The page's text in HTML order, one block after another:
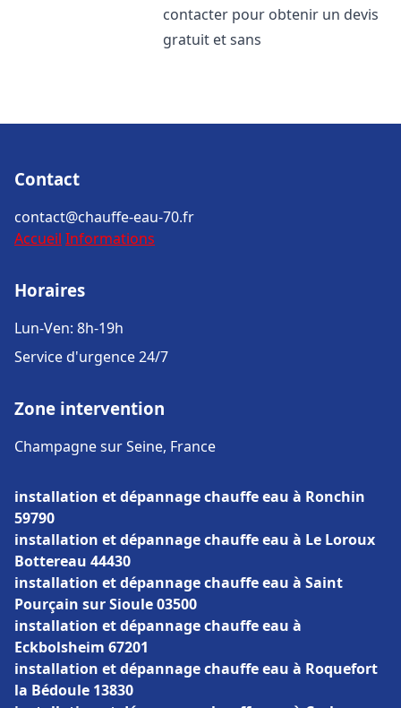
contacter pour obtenir un devis
gratuit et sans
Contact
contact@chauffe-eau-70.fr
Accueil Informations
Horaires
Lun-Ven: 8h-19h
Service d'urgence 24/7
Zone intervention
Champagne sur Seine, France
installation et dépannage chauffe eau à Ronchin
59790
installation et dépannage chauffe eau à Le Loroux
Bottereau 44430
installation et dépannage chauffe eau à Saint
Pourçain sur Sioule 03500
installation et dépannage chauffe eau à
Eckbolsheim 67201
installation et dépannage chauffe eau à Roquefort
la Bédoule 13830